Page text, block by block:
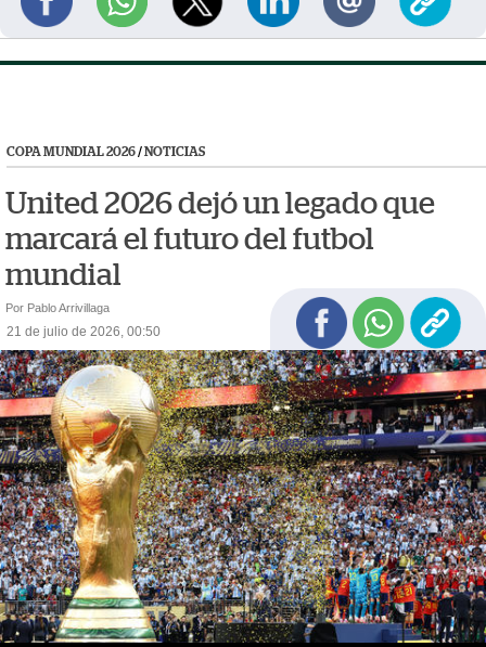
COPA MUNDIAL 2026/NOTICIAS
United 2026 dejó un legado que
marcará el futuro del futbol
mundial
Por Pablo Arrivillaga
21 de julio de 2026, 00:50